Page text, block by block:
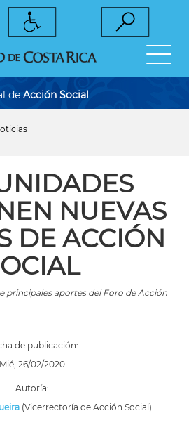
de Acción Social
NUEVAS
DE ACCIÓN
principales aportes del Foro de Acción
de publicación:
Mié, 26/02/2020
Autoría:
(Vicerrectoría de Acción Social)